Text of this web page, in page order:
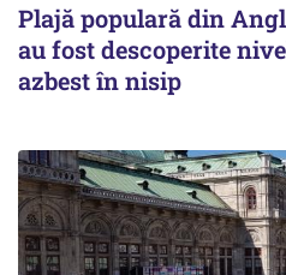
Plajă populară din
au fost descoperite
azbest în nisip